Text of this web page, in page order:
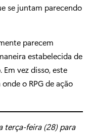
se juntam parecendo
parecem
estabelecida de
vez disso, este
o RPG de ação
terça-feira (28) para